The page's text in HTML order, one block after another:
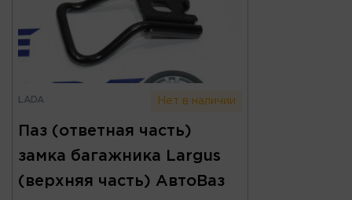
LADA Нет в наличии
Паз (ответная часть)
замка багажника Largus
(верхняя часть) АвтоВаз